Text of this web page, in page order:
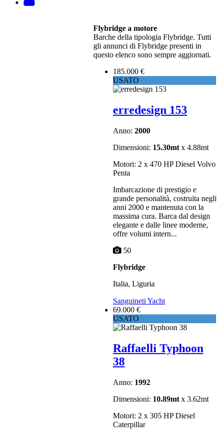
Flybridge a motore
Barche della tipologia Flybridge. Tutti
gli annunci di Flybridge presenti in
questo elenco sono sempre aggiornati.
185.000 €
USATO
erredesign 153
Anno: 2000
Dimensioni: 15.30mt x 4.88mt
Motori: 2 x 470 HP Diesel Volvo
Penta
Imbarcazione di prestigio e
grande personalità, costruita negli
anni 2000 e mantenuta con la
massima cura. Barca dal design
elegante e dalle linee moderne,
offre volumi intern...
50
Flybridge
Italia, Liguria
Sanguineti Yacht
69.000 €
USATO
Raffaelli Typhoon
38
Anno: 1992
Dimensioni: 10.89mt x 3.62mt
Motori: 2 x 305 HP Diesel
Caterpillar